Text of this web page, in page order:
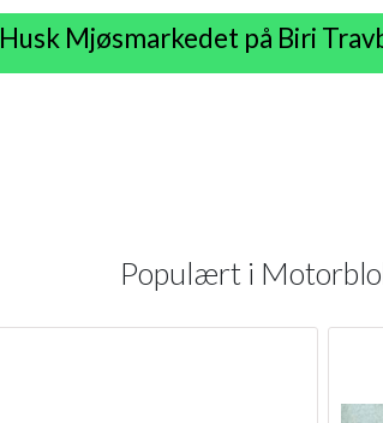
Husk Mjøsmarkedet på Biri
Populært i